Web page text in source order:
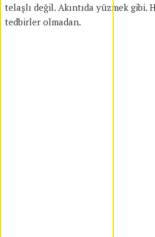
telaşlı değil. Akıntıda yüzmek gibi.
tedbirler olmadan.